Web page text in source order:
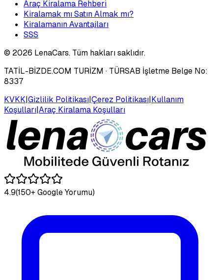
Araç Kiralama Rehberi
Kiralamak mı Satın Almak mı?
Kiralamanın Avantajları
SSS
© 2026 LenaCars. Tüm hakları saklıdır.
TATİL-BİZDE.COM TURİZM · TÜRSAB İşletme Belge No:
8337
KVKK|Gizlilik Politikası|Çerez Politikası|Kullanım
Koşulları|Araç Kiralama Koşulları
4.9(150+ Google Yorumu)